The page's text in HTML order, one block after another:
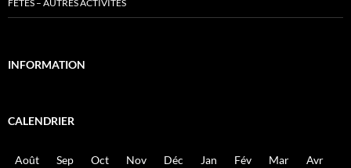
FÊTES – AUTRES ACTIVITÉS
INFORMATION
CALENDRIER
Août Sep Oct Nov Déc Jan Fév Mar Avr